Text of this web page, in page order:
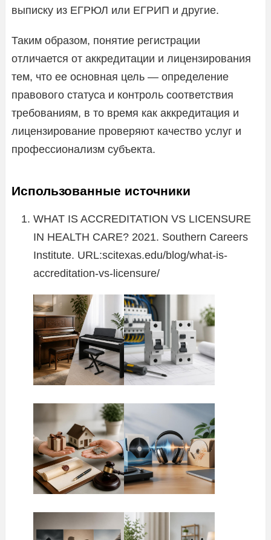
выписку из ЕГРЮЛ или ЕГРИП и другие.
Таким образом, понятие регистрации
отличается от аккредитации и лицензирования
тем, что ее основная цель — определение
правового статуса и контроль соответствия
требованиям, в то время как аккредитация и
лицензирование проверяют качество услуг и
профессионализм субъекта.
Использованные источники
WHAT IS ACCREDITATION VS LICENSURE
IN HEALTH CARE? 2021. Southern Careers
Institute. URL:scitexas.edu/blog/what-is-
accreditation-vs-licensure/